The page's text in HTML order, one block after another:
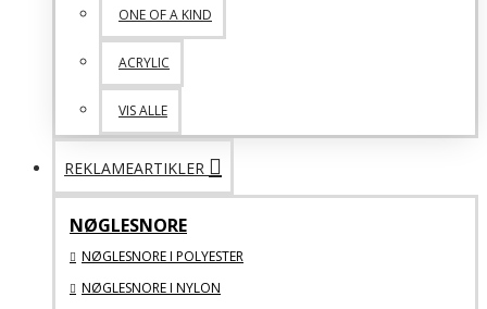
ONE OF A KIND
ACRYLIC
VIS ALLE
REKLAMEARTIKLER
NØGLESNORE
NØGLESNORE I POLYESTER
NØGLESNORE I NYLON